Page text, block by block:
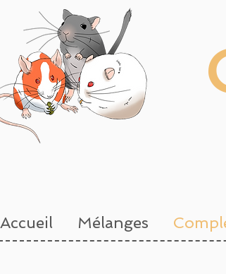
Accueil Mélanges